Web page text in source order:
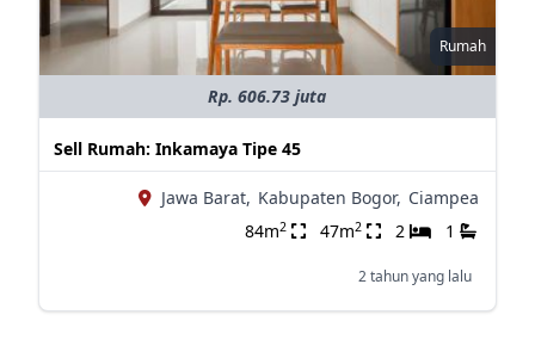
Rumah
Rp. 606.73 juta
Sell Rumah: Inkamaya Tipe 45
Jawa Barat, Kabupaten Bogor, Ciampea
84m2 47m2 2 1
2 tahun yang lalu